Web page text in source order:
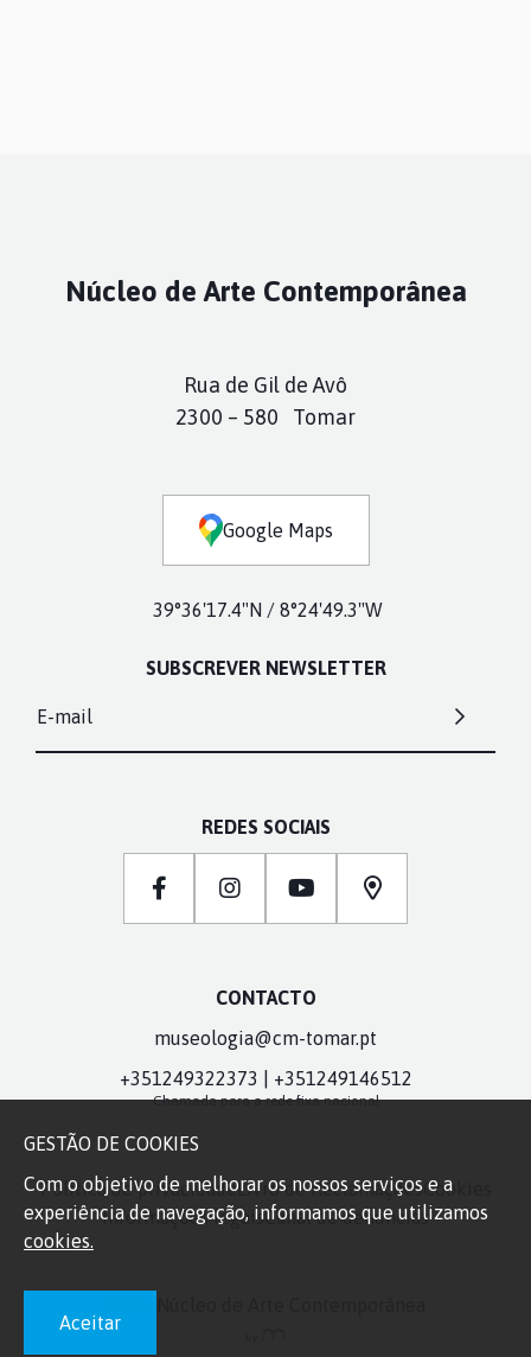
GESTÃO DE COOKIES
Com o objetivo de melhorar os nossos serviços e a
experiência de navegação, informamos que utilizamos
cookies.
Aceitar
Núcleo de Arte Contemporânea
Rua de Gil de Avô
2300 – 580 Tomar
Google Maps
39°36'17.4"N / 8°24'49.3"W
SUBSCREVER NEWSLETTER
E-mail
REDES SOCIAIS
CONTACTO
museologia@cm-tomar.pt
+351249322373 | +351249146512
Chamada para a rede fixa nacional
Política de privacidadeLivro de Reclamações Cookies
Informações legaisCanal de denúncias